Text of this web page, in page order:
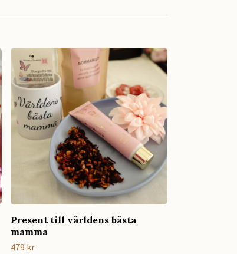
Present till världens bästa
mamma
479 kr